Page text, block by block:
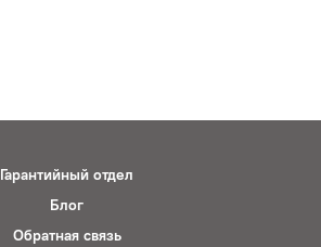
Гарантийный отдел
Блог
Обратная связь